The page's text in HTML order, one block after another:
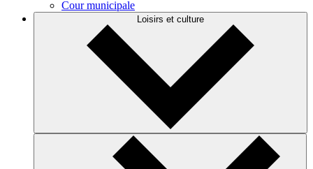
Cour municipale
Loisirs et culture